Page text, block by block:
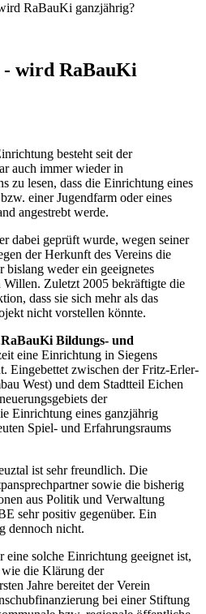
wird RaBauKi
besteht seit der
auch immer wieder in
zu lesen, dass die Einrichtung eines
einer Jugendfarm oder eines
angestrebt werde.
dabei geprüft wurde, wegen seiner
der Herkunft des Vereins die
bislang weder ein geeignetes
Willen. Zuletzt 2005 bekräftigte die
dass sie sich mehr als das
nicht vorstellen könnte.
Bildungs- und
eine Einrichtung in Siegens
Eingebettet zwischen der Fritz-Erler-
West) und dem Stadtteil Eichen
der
Einrichtung eines ganzjährig
Spiel- und Erfahrungsraums
ist sehr freundlich. Die
sowie die bisherig
aus Politik und Verwaltung
sehr positiv gegenüber. Ein
dennoch nicht.
eine solche Einrichtung geeignet ist,
die Klärung der
Jahre bereitet der Verein
bei einer Stiftung